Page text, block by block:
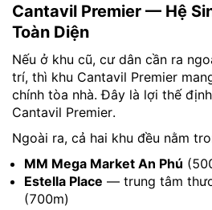
Cantavil Premier — Hệ
Toàn Diện
Nếu ở khu cũ, cư dân cần ra
trí, thì khu Cantavil Premier
chính tòa nhà. Đây là lợi thế
Cantavil Premier.
Ngoài ra, cả hai khu đều nằm
MM Mega Market An Phú
Estella Place — trung tâm
(700m)